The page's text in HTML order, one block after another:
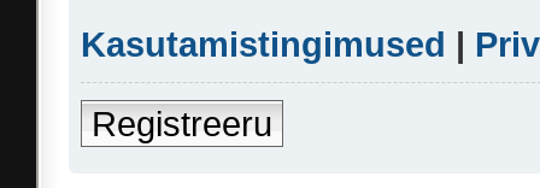
Kasutamistingimused |
Registreeru